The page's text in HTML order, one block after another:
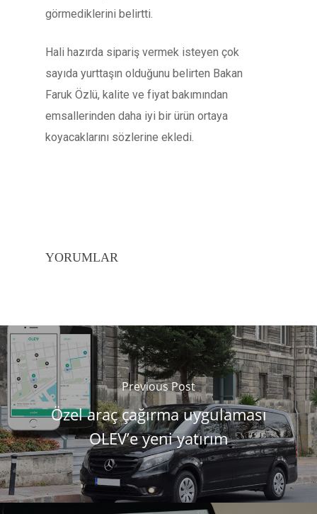
görmediklerini belirtti.
Hali hazırda sipariş vermek isteyen çok
sayıda yurttaşın olduğunu belirten Bakan
Faruk Özlü, kalite ve fiyat bakımından
emsallerinden daha iyi bir ürün ortaya
koyacaklarını sözlerine ekledi.
YORUMLAR
Previous Post
Özel araç çağırma uygulaması
OLEV’e yeni yatırım